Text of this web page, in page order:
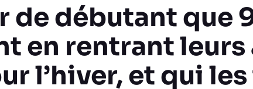
de débutant que
en rentrant leurs
l’hiver, et qui